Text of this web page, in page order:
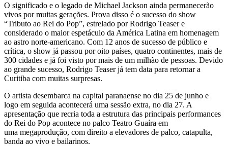
O significado e o legado de Michael Jackson ainda permanecerão
vivos por muitas gerações. Prova disso é o sucesso do show
“Tributo ao Rei do Pop”, estrelado por Rodrigo Teaser e
considerado o maior espetáculo da América Latina em homenagem
ao astro norte-americano. Com 12 anos de sucesso de público e
crítica, o show já passou por oito países, quatro continentes, mais de
300 cidades e já foi visto por mais de um milhão de pessoas. Devido
ao grande sucesso, Rodrigo Teaser já tem data para retornar a
Curitiba com muitas surpresas.
O artista desembarca na capital paranaense no dia 25 de junho e
logo em seguida acontecerá uma sessão extra, no dia 27. A
apresentação que recria toda a estrutura das principais performances
do Rei do Pop acontece no palco Teatro Guaíra em
uma megaprodução, com direito a elevadores de palco, catapulta,
banda ao vivo e bailarinos.